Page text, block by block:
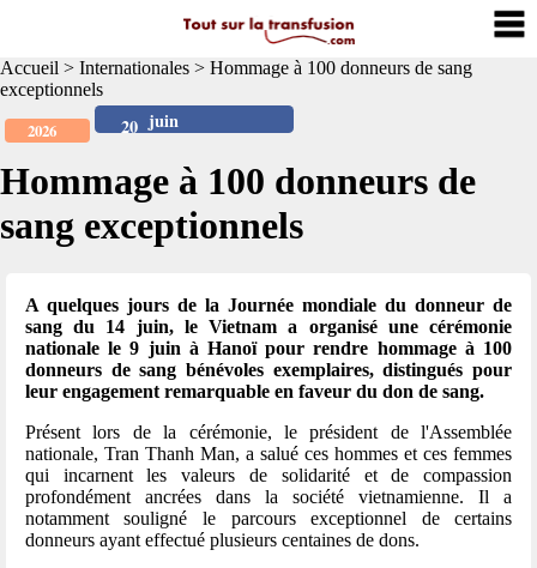
Accueil > Internationales > Hommage à 100 donneurs de sang
exceptionnels
juin
20
2026
Hommage à 100 donneurs de
sang exceptionnels
A quelques jours de la Journée mondiale du donneur de
sang du 14 juin, le Vietnam a organisé une cérémonie
nationale le 9 juin à Hanoï pour rendre hommage à 100
donneurs de sang bénévoles exemplaires, distingués pour
leur engagement remarquable en faveur du don de sang.
Présent lors de la cérémonie, le président de l'Assemblée
nationale, Tran Thanh Man, a salué ces hommes et ces femmes
qui incarnent les valeurs de solidarité et de compassion
profondément ancrées dans la société vietnamienne. Il a
notamment souligné le parcours exceptionnel de certains
donneurs ayant effectué plusieurs centaines de dons.